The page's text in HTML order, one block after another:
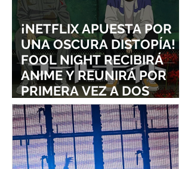
¡NETFLIX APUESTA POR
UNA OSCURA DISTOPÍA!
FOOL NIGHT RECIBIRÁ
ANIME Y REUNIRÁ POR
PRIMERA VEZ A DOS
ESTUDIOS LEGENDARIOS